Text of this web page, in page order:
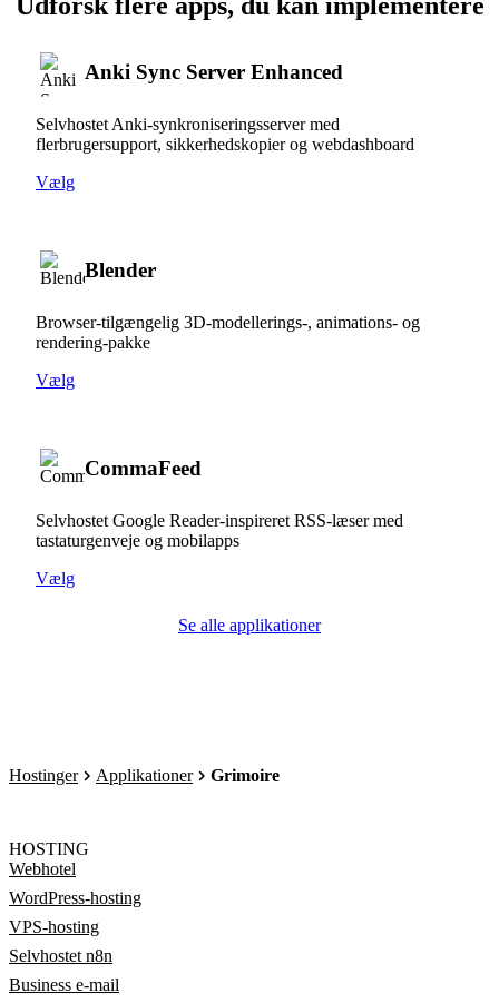
Anki Sync Server Enhanced
Selvhostet Anki-synkroniseringsserver med
flerbrugersupport, sikkerhedskopier og webdashboard
Vælg
Blender
Browser-tilgængelig 3D-modellerings-, animations- og
rendering-pakke
Vælg
CommaFeed
Selvhostet Google Reader-inspireret RSS-læser med
tastaturgenveje og mobilapps
Vælg
Se alle applikationer
Hostinger Applikationer Grimoire
HOSTING
Webhotel
WordPress-hosting
VPS-hosting
Selvhostet n8n
Business e-mail